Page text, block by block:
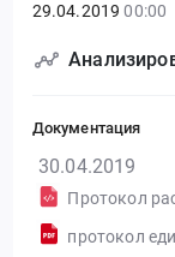
29.04.2019 00:00
Документация
30.04.2019
протокол